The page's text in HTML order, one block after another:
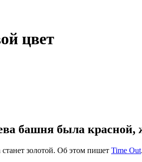
цвет
башня была красной,
золотой. Об этом пишет Time Out.